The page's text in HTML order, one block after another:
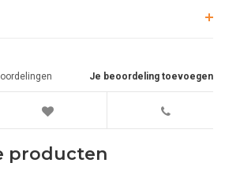
Je beoordeling toevoegen
producten